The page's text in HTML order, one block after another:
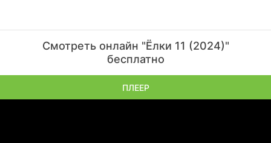
Смотреть онлайн "Ёлки 11 (2024)"
бесплатно
ПЛЕЕР